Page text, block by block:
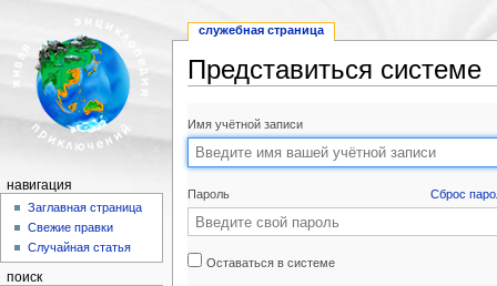
Представиться системе
Имя учётной записи
Пароль Сброс
Оставаться в системе
служебная страница
навигация
Заглавная страница
Свежие правки
Случайная статья
поиск